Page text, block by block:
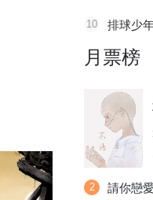
10
月票榜
2 請你戀